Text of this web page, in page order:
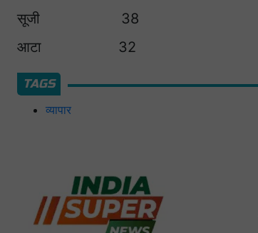
सूजी 38
आटा 32
TAGS
व्यापार